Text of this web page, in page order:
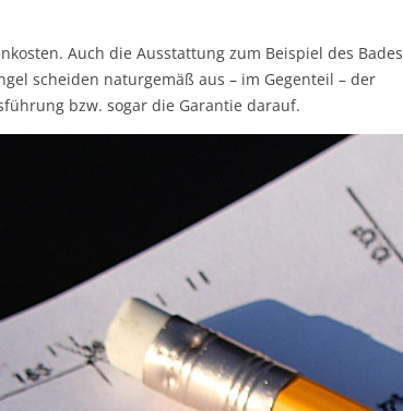
Auch die Ausstattung zum Beispiel des Bades
scheiden naturgemäß aus – im Gegenteil – der
bzw. sogar die Garantie darauf.